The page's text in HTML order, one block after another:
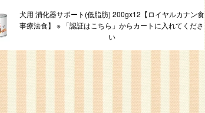
犬用 消化器サポート(低脂肪) 200gx12【ロイヤルカナン食
事療法食】 ※ 「認証はこちら」からカートに入れてくださ
い